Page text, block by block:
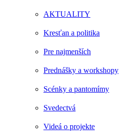
AKTUALITY
Kresťan a politika
Pre najmenších
Prednášky a workshopy
Scénky a pantomímy
Svedectvá
Videá o projekte